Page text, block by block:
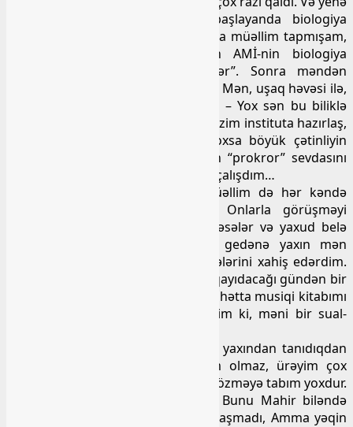
zarafatından qalmadı “Dərslər başlayanda biologiya
müəllimlərimə deyəcəyəm ki, onlara müəllim tapmışam,
gəlib səndən öyrənsinlər. Vallah AMİ-nin biologiya
müəllimləri sənin qədər bilməzlər”. Sonra məndən
“böyüyəndə nə olacağımı” soruşdu. Mən, uşaq həvəsi ilə,
“Prokror”- dedim. O, təəcübləndi… – Yox sən bu biliklə
gərək həkim olasan. Fikrini dəyiş, bizim instituta hazırlaş,
amma rus dilini də yaxşı oxu, yoxsa böyük çətinliyin
olacaq – dedi. Yəqin ki, o gündən “prokror” sevdasını
başımdan çıxardım. Həkim olmağa çalışdım…
Beləliklə, O da, qardaşı Saleh müəllim də hər kəndə
gələndə bizi sual-cavab edərdi. Onlarla görüşməyi
səbirsizliklə gözləyirdik. Bizə gəlməsələr və yaxud belə
görüşmək imkanı olmzsa, onlar gedənə yaxın mən
onlara gedib məni sual-cavab etmələrini xahiş edərdim.
Yadımdadır, bir dəfə Mahir şəhərə qayıdacağı gündən bir
gün əvvəl axşam bütün kitablarımı, hətta musiqi kitabımı
da götürüb onun yanına getmişdim ki, məni bir sual-
Zaman keçdi və mən özümü daha yaxından tanıdıqdan
sonra gördüm ki, məndən həkim olmaz, ürəyim çox
yumşaqdır, insanların ağrı-acısına dözməyə tabım yoxdur.
Mühəndis olmağa qərar verdim… Bunu Mahir biləndə
heç xoşuna gəlmədi, mənimlə razılaşmadı, Amma yəqin